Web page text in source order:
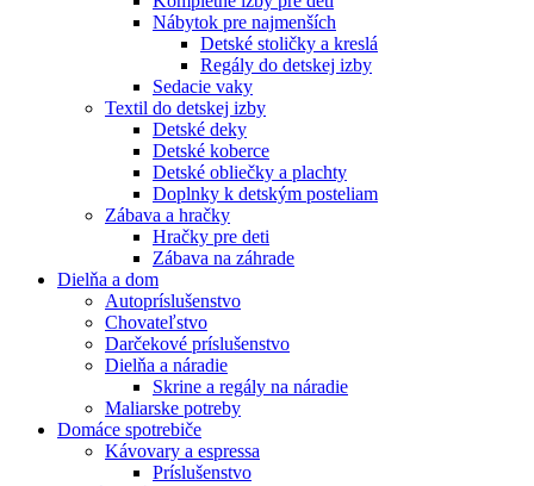
Nábytok pre najmenších
Detské stoličky a kreslá
Regály do detskej izby
Sedacie vaky
Textil do detskej izby
Detské deky
Detské koberce
Detské obliečky a plachty
Doplnky k detským posteliam
Zábava a hračky
Hračky pre deti
Zábava na záhrade
Dielňa a dom
Autopríslušenstvo
Chovateľstvo
Darčekové príslušenstvo
Dielňa a náradie
Skrine a regály na náradie
Maliarske potreby
Domáce spotrebiče
Kávovary a espressa
Príslušenstvo